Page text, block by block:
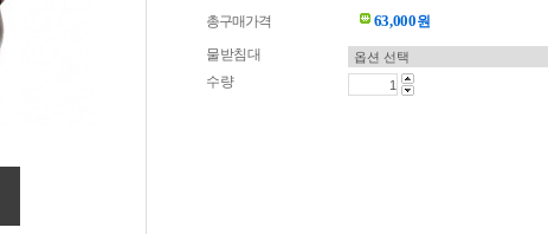
총구매가격 63,000원
물받침대
수량